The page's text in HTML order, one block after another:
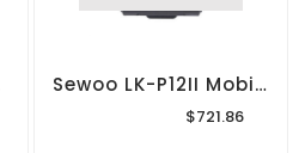
Sewoo LK-P12II Mobil Barkod Yazıcı
$721.86